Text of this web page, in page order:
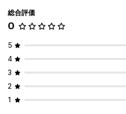
総合評価
0
5
4
3
2
1